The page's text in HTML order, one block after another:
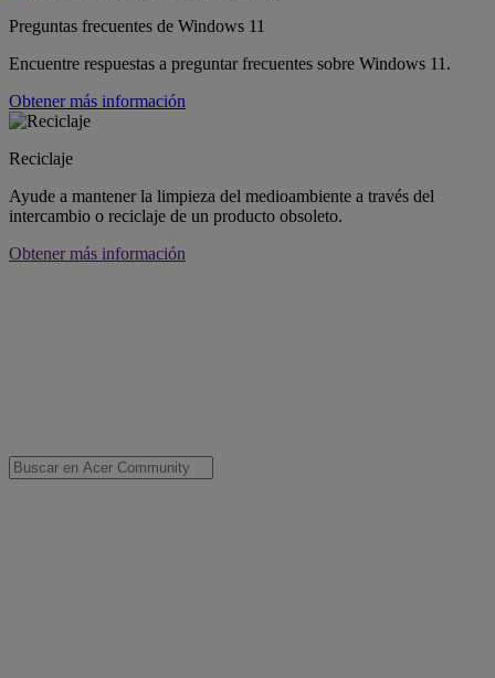
Preguntas frecuentes de Windows 11
Encuentre respuestas a preguntar frecuentes sobre Windows 11.
Obtener más información
Reciclaje
Ayude a mantener la limpieza del medioambiente a través del
intercambio o reciclaje de un producto obsoleto.
Obtener más información